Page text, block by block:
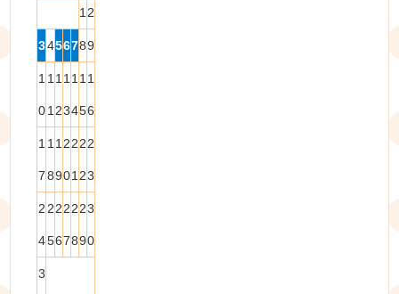
1 2
3456789
1
0
1
1
1
2
1
3
1
4
1
5
1
6
1
7
1
8
1
9
2
0
2
1
2
2
2
3
2
4
2
5
2
6
2
7
2
8
2
9
3
0
3